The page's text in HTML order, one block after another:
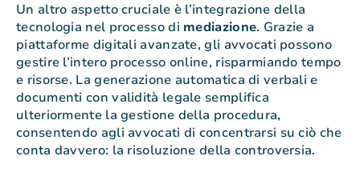
Un altro aspetto cruciale è l’integrazione della
tecnologia nel processo di mediazione. Grazie a
piattaforme digitali avanzate, gli avvocati possono
gestire l’intero processo online, risparmiando tempo
e risorse. La generazione automatica di verbali e
documenti con validità legale semplifica
ulteriormente la gestione della procedura,
consentendo agli avvocati di concentrarsi su ciò che
conta davvero: la risoluzione della controversia.